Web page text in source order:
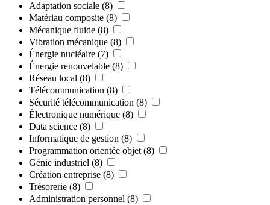
Adaptation sociale (8)
Matériau composite (8)
Mécanique fluide (8)
Vibration mécanique (8)
Énergie nucléaire (7)
Énergie renouvelable (8)
Réseau local (8)
Télécommunication (8)
Sécurité télécommunication (8)
Électronique numérique (8)
Data science (8)
Informatique de gestion (8)
Programmation orientée objet (8)
Génie industriel (8)
Création entreprise (8)
Trésorerie (8)
Administration personnel (8)